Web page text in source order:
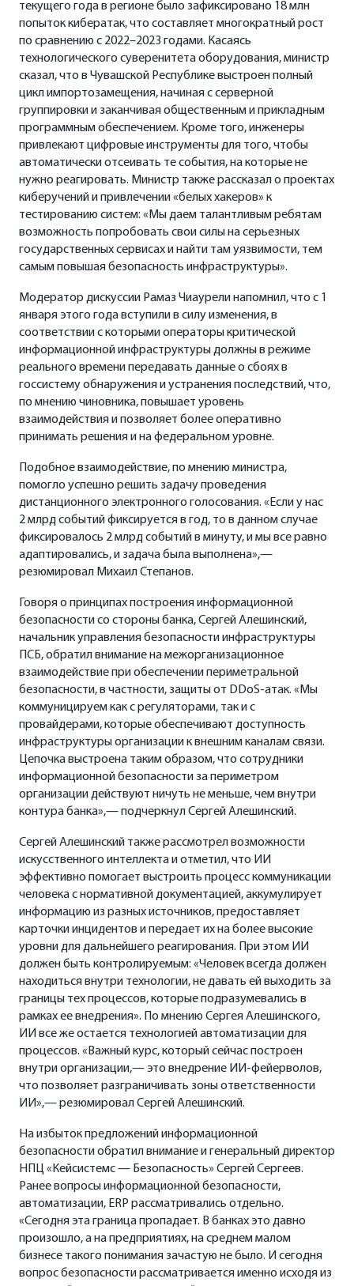
текущего года в регионе было зафиксировано 18 млн
попыток кибератак, что составляет многократный рост
по сравнению с 2022–2023 годами. Касаясь
технологического суверенитета оборудования, министр
сказал, что в Чувашской Республике выстроен полный
цикл импортозамещения, начиная с серверной
группировки и заканчивая общественным и прикладным
программным обеспечением. Кроме того, инженеры
привлекают цифровые инструменты для того, чтобы
автоматически отсеивать те события, на которые не
нужно реагировать. Министр также рассказал о проектах
киберучений и привлечении «белых хакеров» к
тестированию систем: «Мы даем талантливым ребятам
возможность попробовать свои силы на серьезных
государственных сервисах и найти там уязвимости, тем
самым повышая безопасность инфраструктуры».
Модератор дискуссии Рамаз Чиаурелинапомнил, что с 1
января этого года вступили в силу изменения, в
соответствии с которыми операторы критической
информационной инфраструктуры должны в режиме
реального времени передавать данные о сбоях в
госсистему обнаружения и устранения последствий, что,
по мнению чиновника, повышает уровень
взаимодействия и позволяет более оперативно
принимать решения и на федеральном уровне.
Подобное взаимодействие, по мнению министра,
помогло успешно решить задачу проведения
дистанционного электронного голосования. «Если у нас
2 млрд событий фиксируется в год, то в данном случае
фиксировалось 2 млрд событий в минуту, и мы все равно
адаптировались, и задача была выполнена»,—
резюмировал Михаил Степанов.
Говоря о принципах построения информационной
безопасности со стороны банка, Сергей Алешинский,
начальник управления безопасности инфраструктуры
ПСБ, обратил внимание на межорганизационное
взаимодействие при обеспечении периметральной
безопасности, в частности, защиты от DDoS-атак. «Мы
коммуницируем как с регуляторами, так и с
провайдерами, которые обеспечивают доступность
инфраструктуры организации к внешним каналам связи.
Цепочка выстроена таким образом, что сотрудники
информационной безопасности за периметром
организации действуют ничуть не меньше, чем внутри
контура банка»,— подчеркнул Сергей Алешинский.
Сергей Алешинский также рассмотрел возможности
искусственного интеллекта и отметил, что ИИ
эффективно помогает выстроить процесс коммуникации
человека с нормативной документацией, аккумулирует
информацию из разных источников, предоставляет
карточки инцидентов и передает их на более высокие
уровни для дальнейшего реагирования. При этом ИИ
должен быть контролируемым: «Человек всегда должен
находиться внутри технологии, не давать ей выходить за
границы тех процессов, которые подразумевались в
рамках ее внедрения». По мнению Сергея Алешинского,
ИИ все же остается технологией автоматизации для
процессов. «Важный курс, который сейчас построен
внутри организации,— это внедрение ИИ-фейерволов,
что позволяет разграничивать зоны ответственности
ИИ»,— резюмировал Сергей Алешинский.
На избыток предложений информационной
безопасности обратил внимание и генеральный директор
НПЦ «Кейсистемс — Безопасность» Сергей Сергеев.
Ранее вопросы информационной безопасности,
автоматизации, ERP рассматривались отдельно.
«Сегодня эта граница пропадает. В банках это давно
произошло, а на предприятиях, на среднем малом
бизнесе такого понимания зачастую не было. И сегодня
вопрос безопасности рассматривается именно исходя из